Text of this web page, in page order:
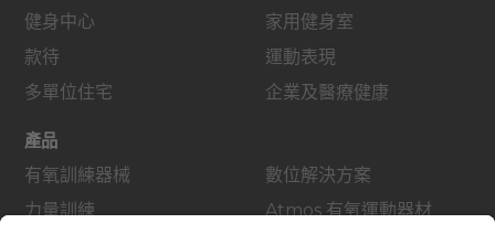
健身中心
款待
多單位住宅
家用健身室
運動表現
企業及醫療健康
產品
有氧訓練器械
力量訓練
數位解決方案
Atmos 有氧運動器材